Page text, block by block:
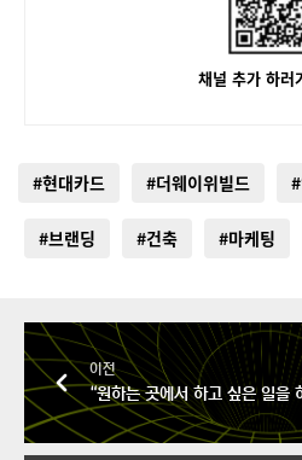
채널 추가 하러
#현대카드 #더웨이위빌드
#브랜딩 #건축 #마케팅
이전
“원하는 곳에서 하고 싶은 일을